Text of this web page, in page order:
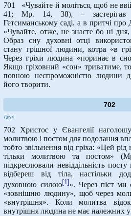
701 «Чувайте й моліться, щоб не
41; Мр. 14, 38), – застерігав
Гетсиманському саді, а в притчі про
«Чувайте, отже, не знаєте бо ні
Образ сну духовні отці
стану грішної людини, котра «в
Через гріхи людина «поринає в
Якщо гріховний «сон» триватиме,
повною неспроможністю людини
його творити.
702
Друк
702 Христос у Євангелії
молитвою і постом для подолання
тобто звільнення від гріха: «Цей
тільки молитвою та постом»
підкреслювали невіддільність
відбереш від тіла, настільки
духовною силою[1] ». Через піст
«зовнішню людину», щоб через
«внутрішня». Коли молитва
внутрішня людина не має належних